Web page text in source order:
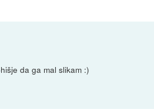
da ga mal slikam :)